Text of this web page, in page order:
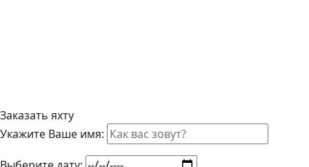
Заказать яхту
Укажите Ваше имя: